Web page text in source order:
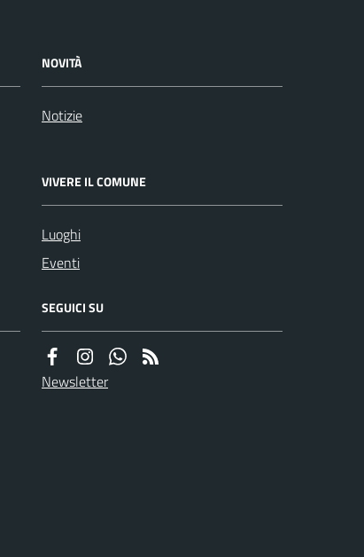
NOVITÀ
Notizie
VIVERE IL COMUNE
Luoghi
Eventi
SEGUICI SU
Newsletter